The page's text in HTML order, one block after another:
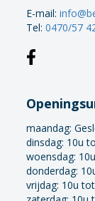
E-mail:
Tel:0470/57
maandag:
dinsdag: 10u
woensdag:
donderdag:
vrijdag: 10u